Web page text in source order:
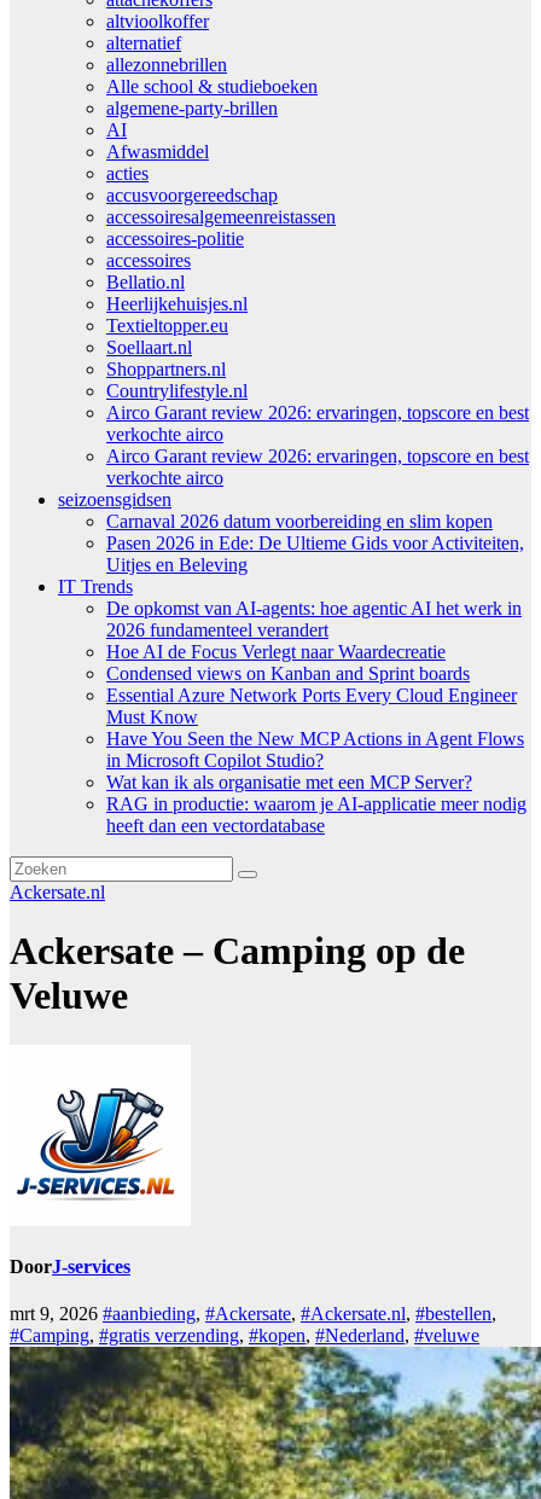
altvioolkoffer
alternatief
allezonnebrillen
Alle school & studieboeken
algemene-party-brillen
AI
Afwasmiddel
acties
accusvoorgereedschap
accessoiresalgemeenreistassen
accessoires-politie
accessoires
Bellatio.nl
Heerlijkehuisjes.nl
Textieltopper.eu
Soellaart.nl
Shoppartners.nl
Countrylifestyle.nl
Airco Garant review 2026: ervaringen, topscore en best
verkochte airco
Airco Garant review 2026: ervaringen, topscore en best
verkochte airco
seizoensgidsen
Carnaval 2026 datum voorbereiding en slim kopen
Pasen 2026 in Ede: De Ultieme Gids voor Activiteiten,
Uitjes en Beleving
IT Trends
De opkomst van AI-agents: hoe agentic AI het werk in
2026 fundamenteel verandert
Hoe AI de Focus Verlegt naar Waardecreatie
Condensed views on Kanban and Sprint boards
Essential Azure Network Ports Every Cloud Engineer
Must Know
Have You Seen the New MCP Actions in Agent Flows
in Microsoft Copilot Studio?
Wat kan ik als organisatie met een MCP Server?
RAG in productie: waarom je AI-applicatie meer nodig
heeft dan een vectordatabase
Ackersate.nl
Ackersate – Camping op de
Veluwe
DoorJ-services
mrt 9, 2026 #aanbieding, #Ackersate, #Ackersate.nl, #bestellen,
#Camping, #gratis verzending, #kopen, #Nederland, #veluwe